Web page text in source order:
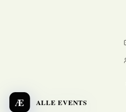
Æ ALLE EVENTS